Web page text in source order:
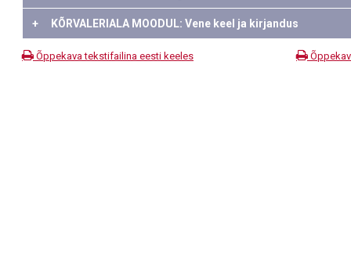
+ KÕRVALERIALA MOODUL: Vene keel ja kirjandus
Õppekava tekstifailina eesti keeles